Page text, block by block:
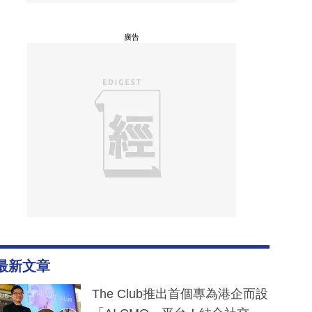
廣告
新文章
The Club推出首個專為港企而設